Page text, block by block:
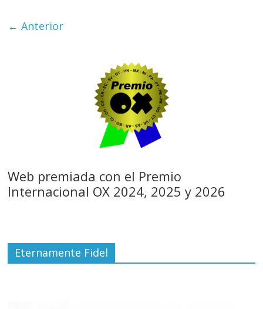
← Anterior
Web premiada con el Premio
Internacional OX 2024, 2025 y 2026
Eternamente Fidel